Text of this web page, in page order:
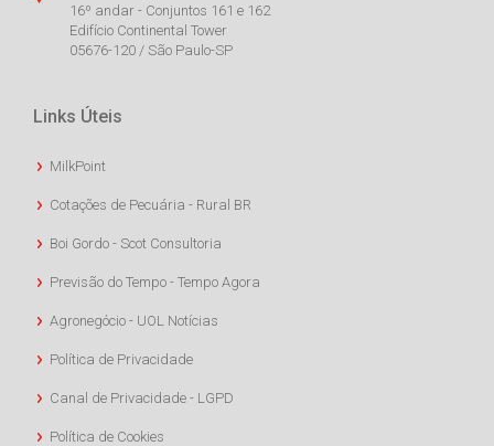
16º andar - Conjuntos 161 e 162
Edifício Continental Tower
05676-120 / São Paulo-SP
Links Úteis
MilkPoint
Cotações de Pecuária - Rural BR
Boi Gordo - Scot Consultoria
Previsão do Tempo - Tempo Agora
Agronegócio - UOL Notícias
Política de Privacidade
Canal de Privacidade - LGPD
Política de Cookies